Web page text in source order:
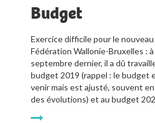
Budget
Exercice difficile pour le
Fédération Wallonie-Bruxelles :
septembre dernier, il a dû
budget 2019 (rappel : le budget
venir mais est ajusté, souvent
des évolutions) et au budget